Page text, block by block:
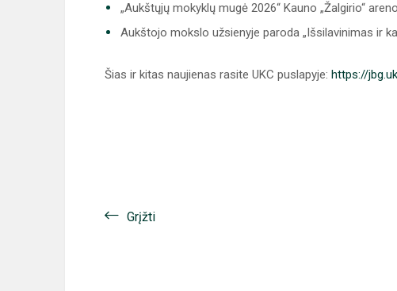
„Aukštųjų mokyklų mugė 2026“ Kauno „Žalgirio“
Aukštojo mokslo užsienyje paroda „Išsilavinimas ir
Šias ir kitas naujienas rasite UKC puslapyje: https://
Grįžti